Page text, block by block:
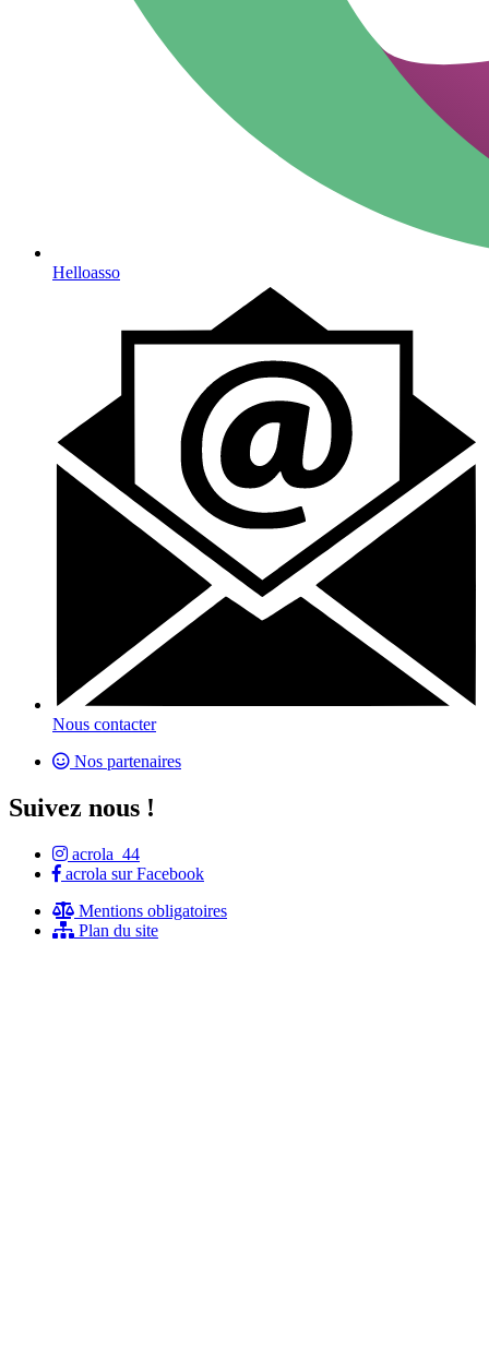
Helloasso
Nous contacter
Nos partenaires
Suivez nous !
acrola_44
acrola sur Facebook
Mentions obligatoires
Plan du site